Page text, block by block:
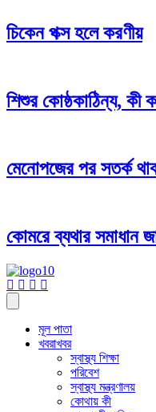
চিকেন পক্স হলে করণীয়
শিশুর কোষ্ঠকাঠিন্য, কী
মেনোপজের পর সতর্ক
কোমরে ব্যথার সমাধান
মূল পাতা
খবরাখবর
স্বাস্থ্য শিক্ষা
পরিবেশ
স্বাস্থ্য মন্ত্রণালয়
কোথায় কী